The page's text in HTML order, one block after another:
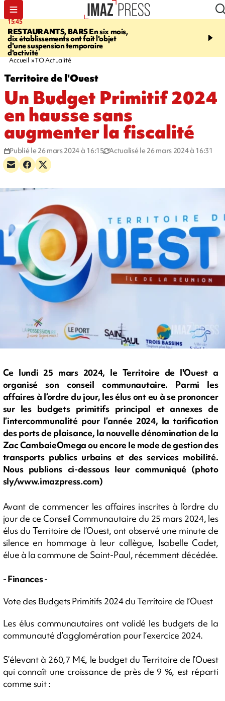
15:45
RESTAURANTS, BARSEn six mois,
dix établissements ont fait l'objet
d'une suspension temporaire
d'activité
17:17
Angeles, un homme vit
Accueil TO Actualité
Territoire de l'Ouest
Un Budget Primitif 2024
en hausse sans
augmenter la fiscalité
Publié le 26 mars 2024 à 16:15 Actualisé le 26 mars 2024 à 16:31
Ce lundi 25 mars 2024, le Territoire de l'Ouest a
organisé son conseil communautaire. Parmi les
affaires à l’ordre du jour, les élus ont eu à se prononcer
sur les budgets primitifs principal et annexes de
l’intercommunalité pour l’année 2024, la tarification
des ports de plaisance, la nouvelle dénomination de la
Zac CambaieOmega ou encore le mode de gestion des
transports publics urbains et des services mobilité.
Nous publions ci-dessous leur communiqué (photo
sly/www.imazpress.com)
Avant de commencer les affaires inscrites à l’ordre du
jour de ce Conseil Communautaire du 25 mars 2024, les
élus du Territoire de l’Ouest, ont observé une minute de
silence en hommage à leur collègue, Isabelle Cadet,
élue à la commune de Saint-Paul, récemment décédée.
- Finances -
Vote des Budgets Primitifs 2024 du Territoire de l’Ouest
Les élus communautaires ont validé les budgets de la
communauté d’agglomération pour l’exercice 2024.
S’élevant à 260,7 M€, le budget du Territoire de l’Ouest
qui connaît une croissance de près de 9 %, est réparti
comme suit :